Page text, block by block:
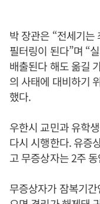
박 장관은 “전세기는
필터링이 된다”며 “
배출된다 해도 옮길
의 사태에 대비하기
했다.
우한시 교민과 유학
다시 시행한다. 유증
고 무증상자는 2주
무증상자가 잠복기